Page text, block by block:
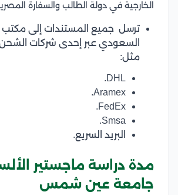
الخارجية في دولة الطالب والسفارة
ترسل جميع المستندات إلى مكتب
السعودي عبر إحدى شركات
مثل:
DHL.
Aramex.
FedEx.
Smsa.
البريد السريع.
مدة دراسة ماجستير
جامعة عين شمس